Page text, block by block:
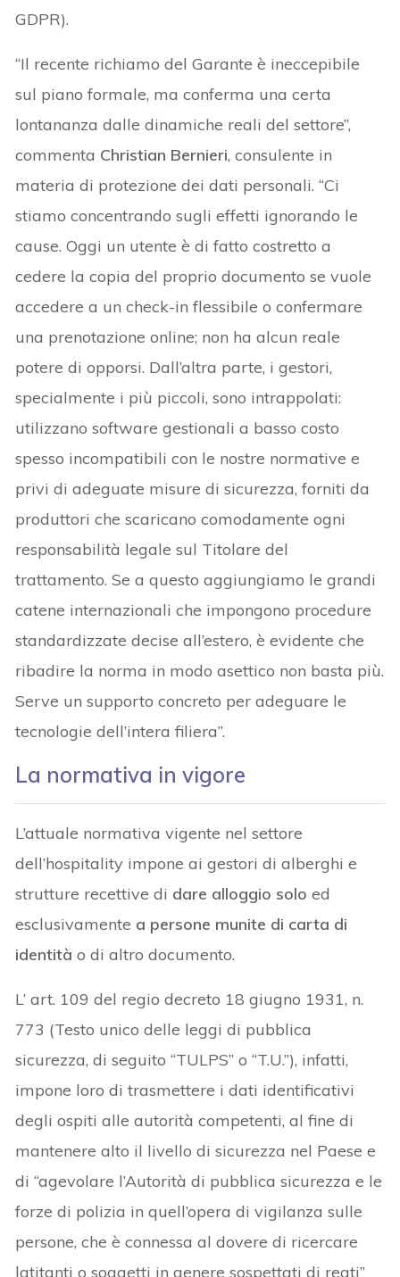
GDPR).
“Il recente richiamo del Garante è ineccepibile
sul piano formale, ma conferma una certa
lontananza dalle dinamiche reali del settore”,
commenta Christian Bernieri, consulente in
materia di protezione dei dati personali. “Ci
stiamo concentrando sugli effetti ignorando le
cause. Oggi un utente è di fatto costretto a
cedere la copia del proprio documento se vuole
accedere a un check-in flessibile o confermare
una prenotazione online; non ha alcun reale
potere di opporsi. Dall’altra parte, i gestori,
specialmente i più piccoli, sono intrappolati:
utilizzano software gestionali a basso costo
spesso incompatibili con le nostre normative e
privi di adeguate misure di sicurezza, forniti da
produttori che scaricano comodamente ogni
responsabilità legale sul Titolare del
trattamento. Se a questo aggiungiamo le grandi
catene internazionali che impongono procedure
standardizzate decise all’estero, è evidente che
ribadire la norma in modo asettico non basta più.
Serve un supporto concreto per adeguare le
tecnologie dell’intera filiera”.
La normativa in vigore
L’attuale normativa vigente nel settore
dell’hospitality impone ai gestori di alberghi e
strutture recettive di dare alloggio solo ed
esclusivamente a persone munite di carta di
identità o di altro documento.
L’ art. 109 del regio decreto 18 giugno 1931, n.
773 (Testo unico delle leggi di pubblica
sicurezza, di seguito “TULPS” o “T.U.”), infatti,
impone loro di trasmettere i dati identificativi
degli ospiti alle autorità competenti, al fine di
mantenere alto il livello di sicurezza nel Paese e
di “agevolare l’Autorità di pubblica sicurezza e le
forze di polizia in quell’opera di vigilanza sulle
persone, che è connessa al dovere di ricercare
latitanti o soggetti in genere sospettati di reati”